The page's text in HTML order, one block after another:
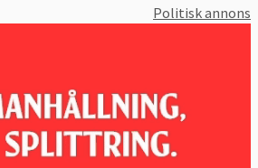
Politisk annons